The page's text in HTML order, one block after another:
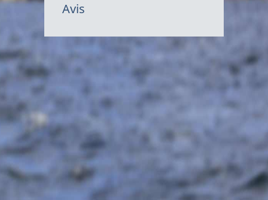
Avis
Canada